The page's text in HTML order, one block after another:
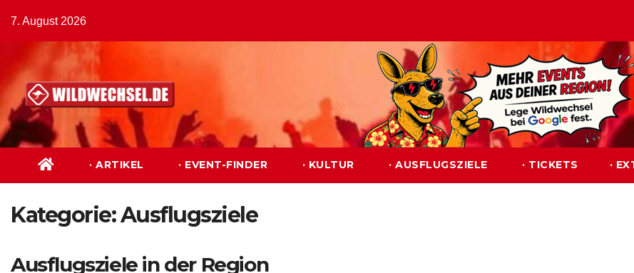
Inhalt
springen
7. August 2026
· ARTIKEL · EVENT-FINDER · KULTUR · AUSFLUGSZIELE · TICKETS ·
Kategorie:Ausflugsziele
Ausflugsziele in der Region